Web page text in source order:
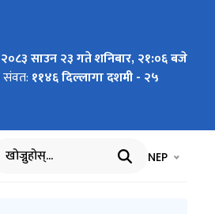
२०८३ साउन २३ गते शनिबार, २१:०६ बजे
संवत: ११४६ दिल्लागा दशमी - २५
खोज्नुहोस् भाषा चयन
NEP